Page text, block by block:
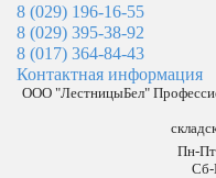
8 (029) 196-16-55
8 (029) 395-38-92
8 (017) 364-84-43
Контактная информация
ООО "ЛестницыБел"
Пн-
Сб-